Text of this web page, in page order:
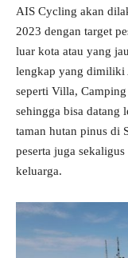
AIS Cycling akan
2023 dengan target
luar kota atau yang
lengkap yang dimiliki
seperti Villa,
sehingga bisa datang
taman hutan pinus di
peserta juga
keluarga.